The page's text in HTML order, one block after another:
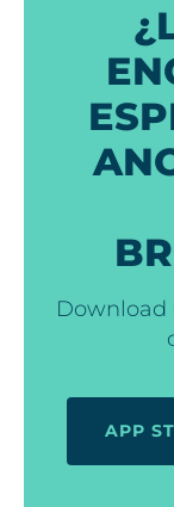
Download
APP